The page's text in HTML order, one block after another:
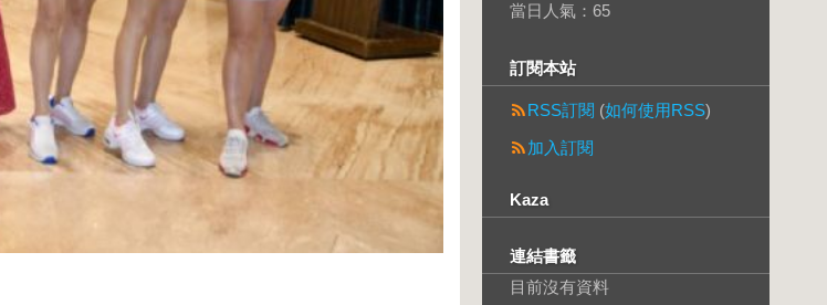
當日人氣： 65
訂閱本站
RSS訂閱 (如何使用RSS)
加入訂閱
Kaza
連結書籤
目前沒有資料